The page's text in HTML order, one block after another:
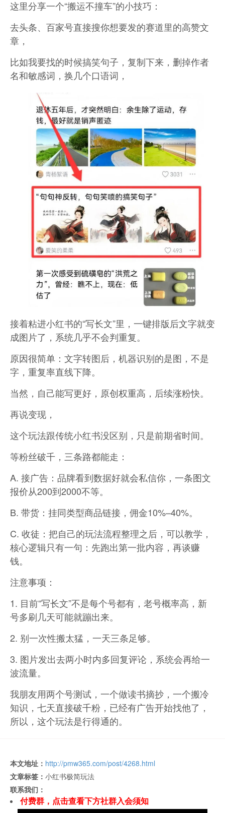
这里分享一个“搬运不撞车”的小技巧：
去头条、百家号直接搜你想要发的赛道里的高赞文
章，
比如我要找的时候搞笑句子， 复制下来，删掉作者
名和敏感词，换几个口语词，
接着粘进小红书的“写长文”里，一键排版后文字就变
成图片了， 系统几乎不会判重复。
原因很简单：文字转图后，机器识别的是图，不是
字，重复率直线下降。
当然，自己能写更好，原创权重高，后续涨粉快。
再说变现，
这个玩法跟传统小红书没区别，只是前期省时间。
等粉丝破千，三条路都能走：
A. 接广告：品牌看到数据好就会私信你，一条图文
报价从200到2000不等。
B. 带货：挂同类型商品链接，佣金10%–40%。
C. 收徒：把自己的玩法流程整理之后，可以教学，
核心逻辑只有一句：先跑出第一批内容，再谈赚
钱。
注意事项：
1. 目前“写长文”不是每个号都有，老号概率高，新
号多刷几天可能就蹦出来。
2. 别一次性搬太猛，一天三条足够。
3. 图片发出去两小时内多回复评论，系统会再给一
波流量。
我朋友用两个号测试，一个做读书摘抄，一个搬冷
知识，七天直接破千粉， 已经有广告开始找他了，
所以，这个玩法是行得通的。
本文地址： http://pmw365.com/post/4268.html
文章标签： 小红书极简玩法
联系我们：
付费群，点击查看下方社群入会须知